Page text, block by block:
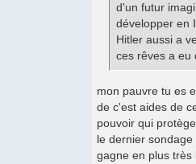
d'un futur
développer en
Hitler aussi a
ces rêves a eu
mon pauvre tu es
de c'est aides de
pouvoir qui
le dernier
gagne en plus